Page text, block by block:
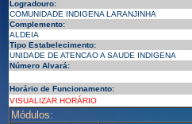
Logradouro:
COMUNIDADE INDIGENA LARANJINHA
Complemento:
ALDEIA
Tipo Estabelecimento:
UNIDADE DE ATENCAO A SAUDE INDIGENA
Número Alvará:
Horário de Funcionamento:
VISUALIZAR HORÁRIO
Módulos: